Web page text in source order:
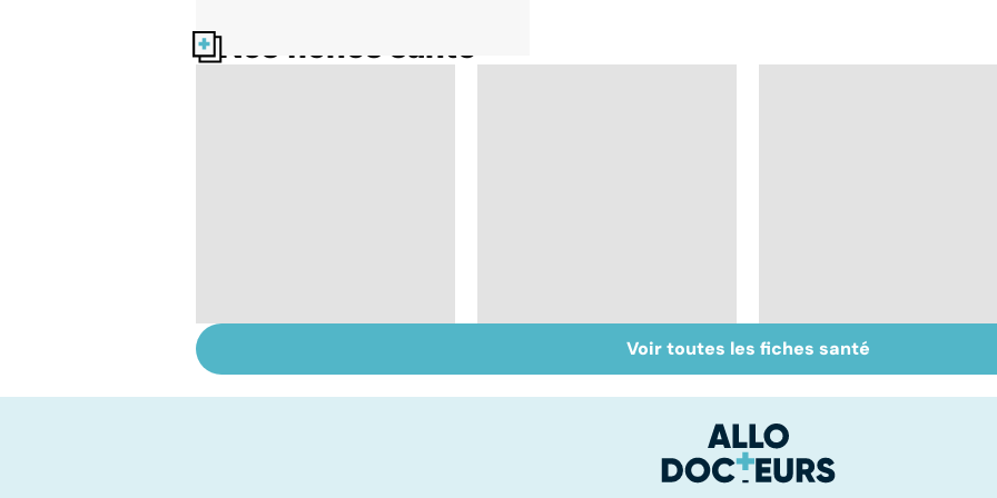
Nos fiches santé
comment s'en
Viol : quelle prise en
charge pour les
Violences conjugales
: traumatisme
Voir toutes les fiches santé